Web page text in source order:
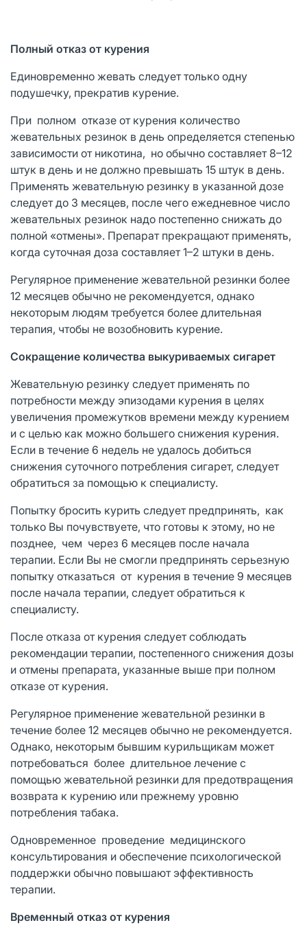
Полный отказ от курения
Единовременно жевать следует только одну
подушечку, прекратив курение.
При полном отказе от курения количество
жевательных резинок в день определяется степенью
зависимости от никотина, но обычно составляет 8–12
штук в день и не должно превышать 15 штук в день.
Применять жевательную резинку в указанной дозе
следует до 3 месяцев, после чего ежедневное число
жевательных резинок надо постепенно снижать до
полной «отмены». Препарат прекращают применять,
когда суточная доза составляет 1–2 штуки в день.
Регулярное применение жевательной резинки более
12 месяцев обычно не рекомендуется, однако
некоторым людям требуется более длительная
терапия, чтобы не возобновить курение.
Сокращение количества выкуриваемых сигарет
Жевательную резинку следует применять по
потребности между эпизодами курения в целях
увеличения промежутков времени между курением
и с целью как можно большего снижения курения.
Если в течение 6 недель не удалось добиться
снижения суточного потребления сигарет, следует
обратиться за помощью к специалисту.
Попытку бросить курить следует предпринять, как
только Вы почувствуете, что готовы к этому, но не
позднее, чем через 6 месяцев после начала
терапии. Если Вы не смогли предпринять серьезную
попытку отказаться от курения в течение 9 месяцев
после начала терапии, следует обратиться к
специалисту.
После отказа от курения следует соблюдать
рекомендации терапии, постепенного снижения дозы
и отмены препарата, указанные выше при полном
отказе от курения.
Регулярное применение жевательной резинки в
течение более 12 месяцев обычно не рекомендуется.
Однако, некоторым бывшим курильщикам может
потребоваться более длительное лечение с
помощью жевательной резинки для предотвращения
возврата к курению или прежнему уровню
потребления табака.
Одновременное проведение медицинского
консультирования и обеспечение психологической
поддержки обычно повышают эффективность
терапии.
Временный отказ от курения